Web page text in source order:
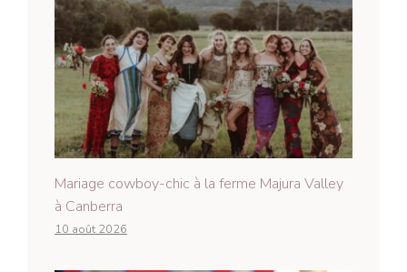
Mariage cowboy-chic à la ferme Majura Valley
à Canberra
10 août 2026